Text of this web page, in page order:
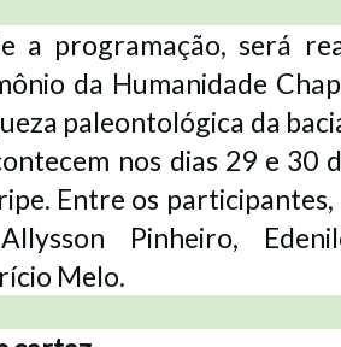
a programação, será
da Humanidade
paleontológica da
nos dias 29 e 30
Entre os
Pinheiro,
Melo.